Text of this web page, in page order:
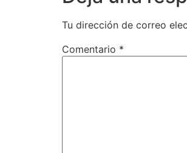
Tu dirección de correo
Comentario *